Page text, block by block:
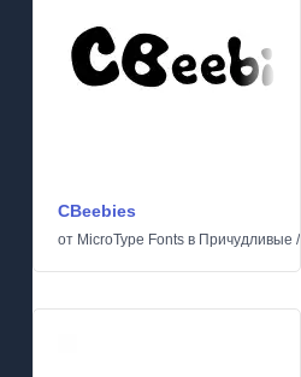
CBeebies
от MicroType Fonts в Причудливые